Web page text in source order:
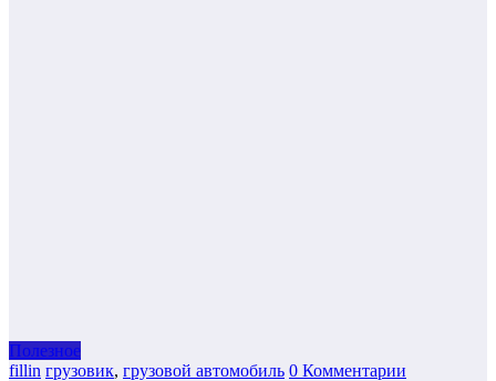
Полезнoe
fillin грузовик, грузовой автомобиль 0 Комментарии